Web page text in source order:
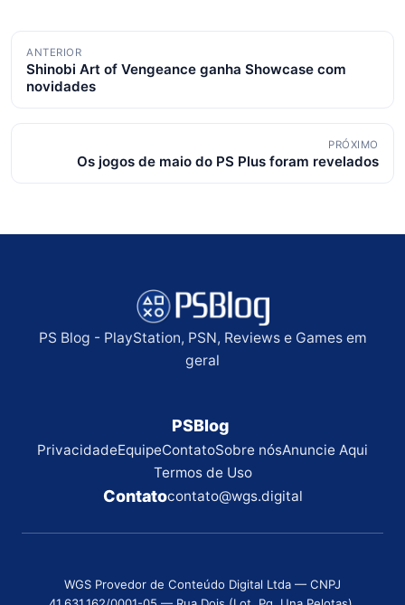
Navegação
de
posts
ANTERIOR
Shinobi Art of Vengeance ganha Showcase com
novidades
PRÓXIMO
Os jogos de maio do PS Plus foram revelados
PS Blog - PlayStation, PSN, Reviews e Games em
geral
PSBlog
PrivacidadeEquipeContatoSobre nósAnuncie Aqui
Termos de Uso
Contatocontato@wgs.digital
WGS Provedor de Conteúdo Digital Ltda — CNPJ